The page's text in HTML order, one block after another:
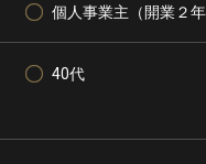
個人事業主（開業２年
40代